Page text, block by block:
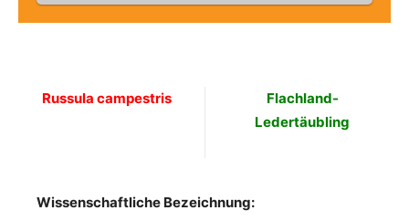
Russula campestris
Flachland-
Ledertäubling
Wissenschaftliche Bezeichnung: